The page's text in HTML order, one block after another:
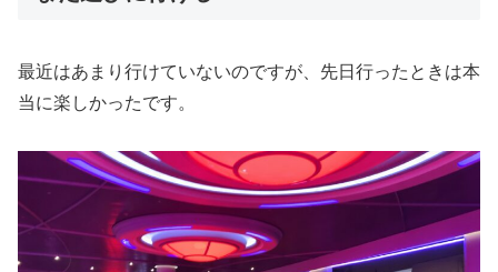
最近はあまり行けていないのですが、先日行ったときは本
当に楽しかったです。